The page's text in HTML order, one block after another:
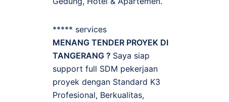
***** services
MENANG TENDER PROYEK DI
TANGERANG ? Saya siap
support full SDM pekerjaan
proyek dengan Standard K3
Profesional, Berkualitas,